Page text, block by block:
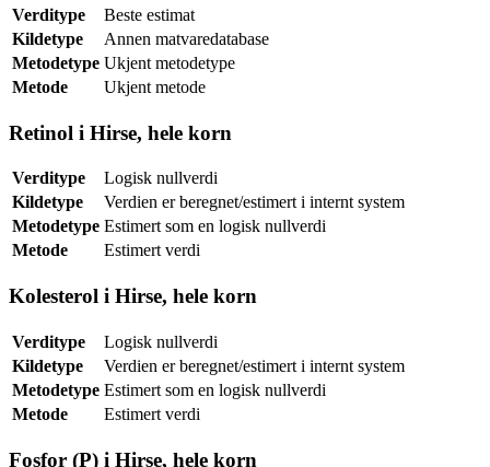
Verditype
Beste estimat
Kildetype
Annen matvaredatabase
Metodetype Ukjent metodetype
Metode
Ukjent metode
Retinol i Hirse, hele korn
Verditype
Logisk nullverdi
Kildetype
Verdien er beregnet/estimert i internt system
Metodetype Estimert som en logisk nullverdi
Metode
Estimert verdi
Kolesterol i Hirse, hele korn
Verditype
Logisk nullverdi
Kildetype
Verdien er beregnet/estimert i internt system
Metodetype Estimert som en logisk nullverdi
Metode
Estimert verdi
Fosfor (P) i Hirse, hele korn